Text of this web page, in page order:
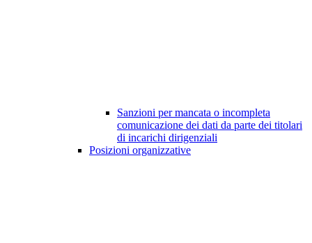
Sanzioni per mancata o incompleta
comunicazione dei dati da parte dei titolari
di incarichi dirigenziali
Posizioni organizzative